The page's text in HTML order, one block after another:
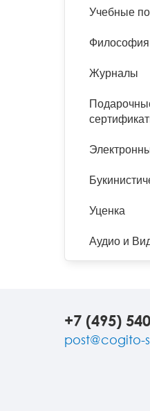
Учебные
Журналы
Уценка
Аудио и
+7 (495)
post@cogito-